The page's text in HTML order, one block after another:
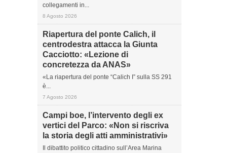
collegamenti in...
8 Agosto 2026
Riapertura del ponte Calich, il
centrodestra attacca la Giunta
Cacciotto: «Lezione di
concretezza da ANAS»
«La riapertura del ponte “Calich I” sulla SS 291
è...
7 Agosto 2026
Campi boe, l’intervento degli ex
vertici del Parco: «Non si riscriva
la storia degli atti amministrativi»
Il dibattito politico cittadino sull’Area Marina